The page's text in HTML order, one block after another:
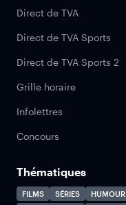
Direct de TVA
Direct de TVA Sports
Direct de TVA Sports 2
Grille horaire
Infolettres
Concours
Thématiques
FILMS SÉRIES HUMOUR